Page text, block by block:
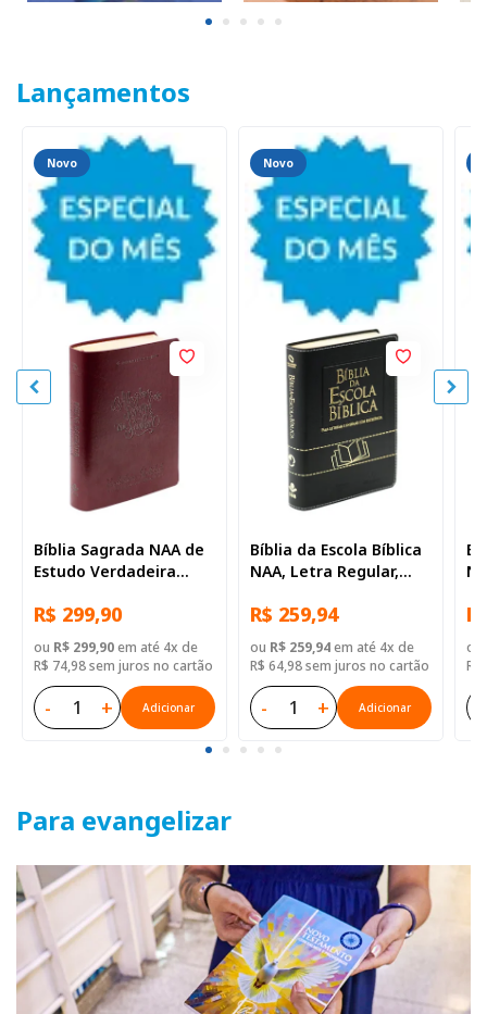
Lançamentos
Novo
Bíblia Sagrada NAA de
Estudo Verdadeira
Regular, com mapa,
Capa Couro Sintético
Ilustrada Marrom
R$ 299,90
ou R$ 299,90em até 4x de
R$ 74,98 sem juros no cartão
- + Adicionar
Novo
Bíblia da Escola Bíblica
NAA, Letra Regular,
Sintético Preta
R$ 259,94
ou R$ 259,94em até 4x de
R$ 64,98 sem juros no cartão
- + Adicionar
ou
R$
Para evangelizar